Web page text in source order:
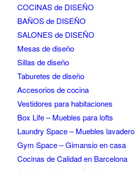
COCINAS de DISEÑO
BAÑOS de DISEÑO
SALONES de DISEÑO
Mesas de diseño
Sillas de diseño
Taburetes de diseño
Accesorios de cocina
Vestidores para habitaciones
Box Life – Muebles para lofts
Laundry Space – Muebles lavadero
Gym Space – Gimansio en casa
Cocinas de Calidad en Barcelona